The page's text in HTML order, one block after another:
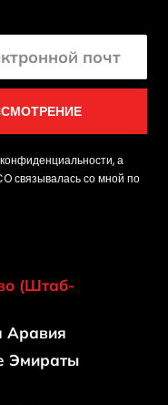
а
связывалась со мной по
(штаб-
Аравия
Эмираты